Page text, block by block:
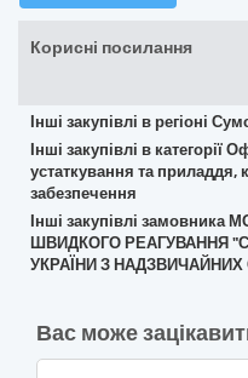
Корисні посилання
Інші закупівлі в регіоні
Інші закупівлі в категорії
устаткування та приладдя,
забезпечення
Інші закупівлі
ШВИДКОГО РЕАГУВАННЯ
УКРАЇНИ З НАДЗВИЧАЙНИХ
Вас може